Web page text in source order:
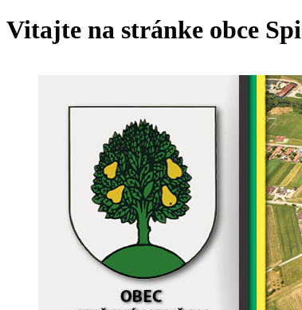
Vitajte na stránke obce